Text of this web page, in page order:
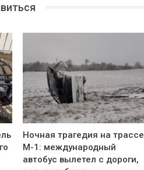
Ночная трагедия на трассе
М-1: международный
автобус вылетел с дороги,